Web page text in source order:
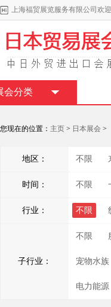
上海福贸展览服务有限公司欢迎
会分类
您现在的位置： 主页 > 日本展会 >
地区： 不限
时间： 不限
行业： 不限
子行业：
不限
宠物水族
电力能源